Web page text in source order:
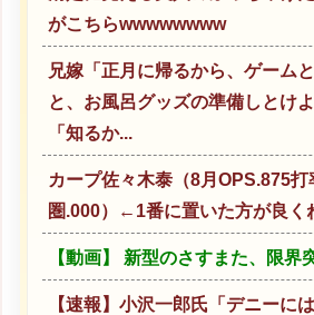
がこちらwwwwwwww
兄嫁「正月に帰るから、ゲーム
と、お風呂グッズの準備しとけ
「知るか...
カープ佐々木泰（8月OPS.875打
圏.000）←1番に置いた方が良く
【動画】 新型のさすまた、限界
【速報】小沢一郎氏「デニーに